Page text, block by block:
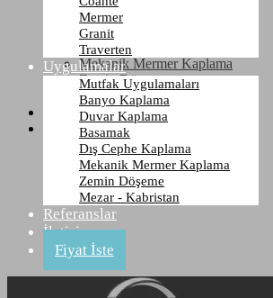
Duvar Kaplama
Basamak
Dış Cephe Kaplama
Mekanik Mermer Kaplama
Zemin Döşeme
Mezar - Kabristan
Referanslar
İletişim
Mermer
Granit
Traverten
Uygulamalar
Mutfak Uygulamaları
Banyo Kaplama
Duvar Kaplama
Basamak
Dış Cephe Kaplama
Mekanik Mermer Kaplama
Zemin Döşeme
Mezar - Kabristan
Referanslar
İletişim
Fiyat İste
Çin Xili Red
Anasayfa
Ürünler
Çin Xili Red